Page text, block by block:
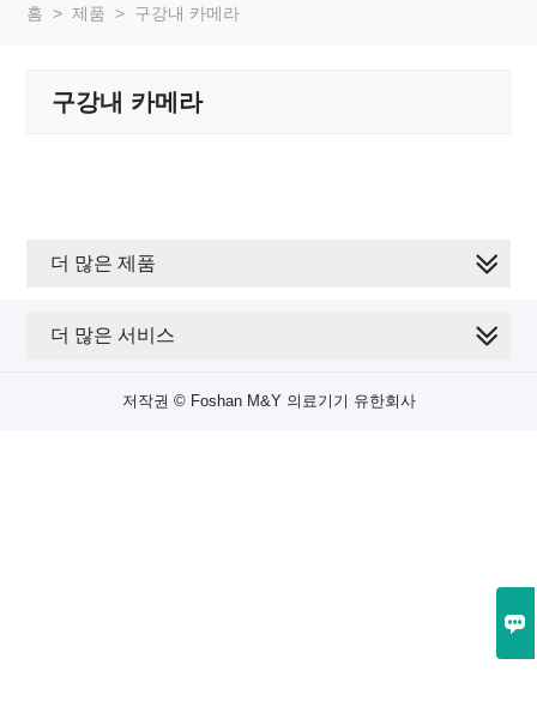

홈 > 제품 > 구강내 카메라
구강내 카메라
더 많은 제품
더 많은 서비스
저작권 © Foshan M&Y 의료기기 유한회사